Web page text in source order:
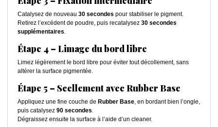
Catalysez de nouveau 30 secondes pour stabiliser le pigment.
Retirez l’excédent de poudre, puis recatalysez 30 secondes
supplémentaires.
Étape 4 – Limage du bord libre
Limez légèrement le bord libre pour éviter tout décollement, sans
altérer la surface pigmentée.
Étape 5 – Scellement avec Rubber Base
Appliquez une fine couche de Rubber Base, en bordant bien l’ongle,
puis catalysez 90 secondes.
Dégraissez ensuite la surface à l’aide d’un cleaner.